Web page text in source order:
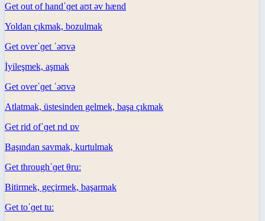
Get out of handˈɡet aʊt əv hænd
Yoldan çıkmak, bozulmak
Get overˈɡet ˈəʊvə
İyileşmek, aşmak
Get overˈɡet ˈəʊvə
Atlatmak, üstesinden gelmek, başa çıkmak
Get rid ofˈɡet rɪd ɒv
Başından savmak, kurtulmak
Get throughˈɡet θruː
Bitirmek, geçirmek, başarmak
Get toˈɡet tuː